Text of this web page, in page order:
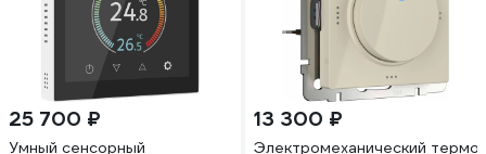
25 700 ₽
Умный сенсорный
13 300 ₽
Электромеханический